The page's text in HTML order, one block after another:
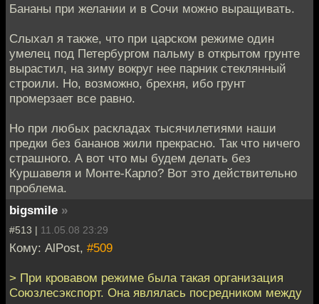
Бананы при желании и в Сочи можно выращивать.
Слыхал я также, что при царском режиме один
умелец под Петербургом пальму в открытом грунте
вырастил, на зиму вокруг нее парник стеклянный
строили. Но, возможно, брехня, ибо грунт
промерзает все равно.
Но при любых раскладах тысячилетиями наши
предки без бананов жили прекрасно. Так что ничего
страшного. А вот что мы будем делать без
Куршавеля и Монте-Карло? Вот это действительно
проблема.
bigsmile »
#513 | 11.05.08 23:29
Кому: AlPost, #509
> При кровавом режиме была такая организация
Союзлесэкспорт. Она являлась посредником между